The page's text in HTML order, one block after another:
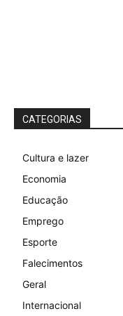
CATEGORIAS
Cultura e lazer
Economia
Educação
Emprego
Esporte
Falecimentos
Geral
Internacional